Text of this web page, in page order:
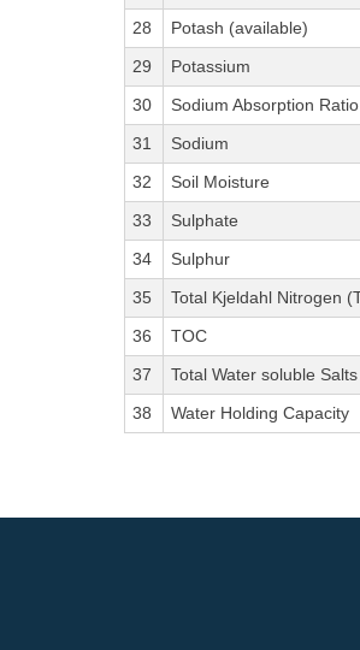
28
Potash (available)
29
Potassium
30
Sodium Absorption
31
Sodium
32
Soil Moisture
33
Sulphate
34
Sulphur
35
Total Kjeldahl Nitrogen
36
TOC
37
Total Water soluble Salts
38
Water Holding Capacity